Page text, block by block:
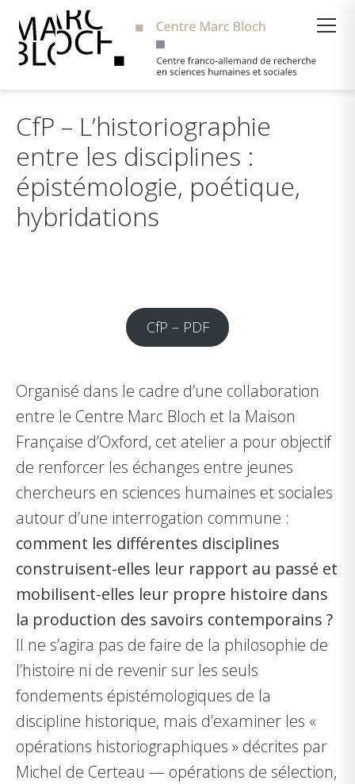
CfP – L’historiographie
entre les disciplines :
épistémologie, poétique,
hybridations
CfP – PDF
Organisé dans le cadre d’une collaboration
entre le Centre Marc Bloch et la Maison
Française d’Oxford, cet atelier a pour objectif
de renforcer les échanges entre jeunes
chercheurs en sciences humaines et sociales
autour d’une interrogation commune :
comment les différentes disciplines
construisent-elles leur rapport au passé et
mobilisent-elles leur propre histoire dans
la production des savoirs contemporains ?
Il ne s’agira pas de faire de la philosophie de
l’histoire ni de revenir sur les seuls
fondements épistémologiques de la
discipline historique, mais d’examiner les «
opérations historiographiques » décrites par
Michel de Certeau — opérations de sélection,